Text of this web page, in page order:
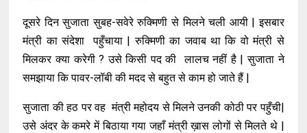
दूसरे दिन सुजाता सुबह-सवेरे रुक्मिणी से मिलने चली आयी | इसबार
मंत्री का संदेशा पहुँचाया | रुक्मिणी का जवाब था कि वो मंत्री से
मिलकर क्या करेगी ? उसे किसी पद की लालच नहीं है | सुजाता ने
समझाया कि पावर-लॉबी की मदद से बहुत से काम हो जाते हैं |
सुजाता की हठ पर वह मंत्री महोदय से मिलने उनकी कोठी पर पहुँची|
उसे अंदर के कमरे में बिठाया गया जहाँ मंत्री ख़ास लोगों से मिलते थे |